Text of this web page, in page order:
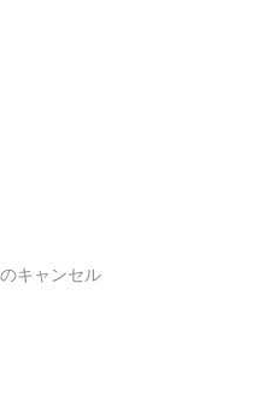
キャンセル